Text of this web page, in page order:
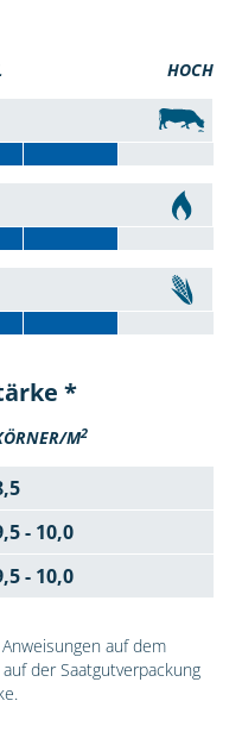
HOCH
*
M2
- 10,0
- 10,0
auf dem
der Saatgutverpackung